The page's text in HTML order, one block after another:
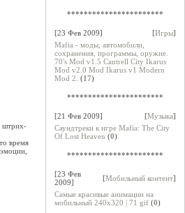
штрих-
время
***********************
[23 Фев 2009] [Игры]
Mafia - моды, автомобили,
сохранения, программы, оружие.
70's Mod v1.5 Cantrell City Ikarus
Mod v2.0 Mod Ikarus v1 Modern
Mod 2. (17)
***********************
[21 Фев 2009] [Музыка]
Саундтреки к игре Mafia: The City
Of Lost Heaven (0)
***********************
[23 Фев
2009]
[Мобильный контент]
Самые красивые анимации на
мобильный 240х320 | 71 gif (0)